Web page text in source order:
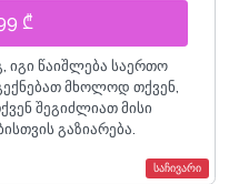
საჩივარი
2.99 ₾
იგი წაიშლება საერთო
მხოლოდ თქვენ,
შეგიძლიათ მისი
გაზიარება.